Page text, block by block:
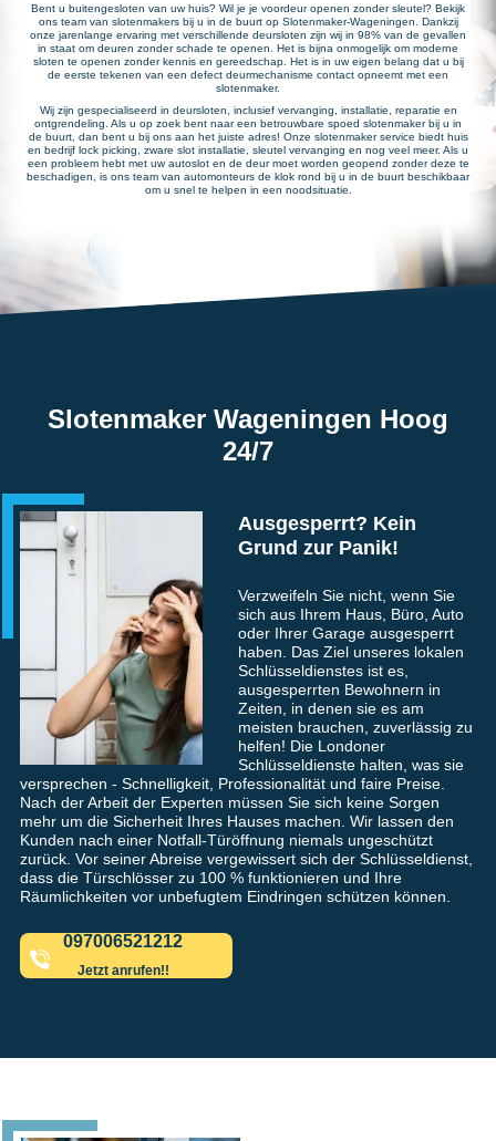
Bent u buitengesloten van uw huis? Wil je je voordeur openen zonder sleutel? Bekijk
ons team van slotenmakers bij u in de buurt op Slotenmaker-Wageningen. Dankzij
onze jarenlange ervaring met verschillende deursloten zijn wij in 98% van de gevallen
in staat om deuren zonder schade te openen. Het is bijna onmogelijk om moderne
sloten te openen zonder kennis en gereedschap. Het is in uw eigen belang dat u bij
de eerste tekenen van een defect deurmechanisme contact opneemt met een
slotenmaker.
Wij zijn gespecialiseerd in deursloten, inclusief vervanging, installatie, reparatie en
ontgrendeling. Als u op zoek bent naar een betrouwbare spoed slotenmaker bij u in
de buurt, dan bent u bij ons aan het juiste adres! Onze slotenmaker service biedt huis
en bedrijf lock picking, zware slot installatie, sleutel vervanging en nog veel meer. Als u
een probleem hebt met uw autoslot en de deur moet worden geopend zonder deze te
beschadigen, is ons team van automonteurs de klok rond bij u in de buurt beschikbaar
om u snel te helpen in een noodsituatie.
Slotenmaker Wageningen Hoog
24/7
Ausgesperrt? Kein
Grund zur Panik!
Verzweifeln Sie nicht, wenn Sie
sich aus Ihrem Haus, Büro, Auto
oder Ihrer Garage ausgesperrt
haben. Das Ziel unseres lokalen
Schlüsseldienstes ist es,
ausgesperrten Bewohnern in
Zeiten, in denen sie es am
meisten brauchen, zuverlässig zu
helfen! Die Londoner
Schlüsseldienste halten, was sie
versprechen - Schnelligkeit, Professionalität und faire Preise.
Nach der Arbeit der Experten müssen Sie sich keine Sorgen
mehr um die Sicherheit Ihres Hauses machen. Wir lassen den
Kunden nach einer Notfall-Türöffnung niemals ungeschützt
zurück. Vor seiner Abreise vergewissert sich der Schlüsseldienst,
dass die Türschlösser zu 100 % funktionieren und Ihre
Räumlichkeiten vor unbefugtem Eindringen schützen können.
097006521212
Jetzt anrufen!!